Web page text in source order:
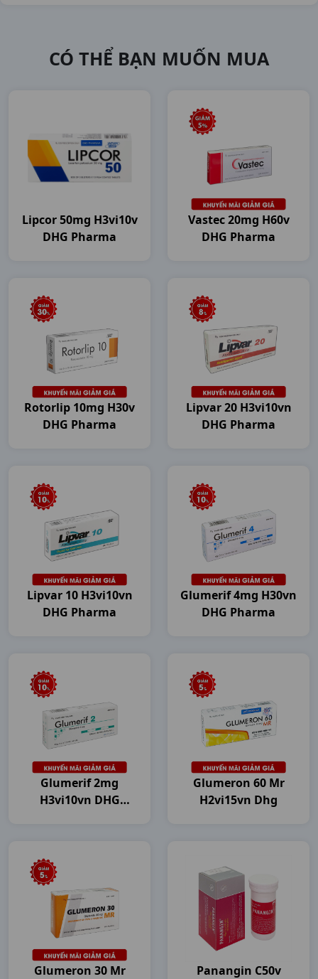
CÓ THỂ BẠN MUỐN MUA
Lipcor 50mg H3vi10v
DHG Pharma
Vastec 20mg H60v
DHG Pharma
Rotorlip 10mg H30v
DHG Pharma
Lipvar 20 H3vi10vn
DHG Pharma
Lipvar 10 H3vi10vn
DHG Pharma
Glumerif 4mg H30vn
DHG Pharma
Glumerif 2mg
H3vi10vn DHG
Glumeron 60 Mr
H2vi15vn Dhg
Glumeron 30 Mr
Panangin C50v